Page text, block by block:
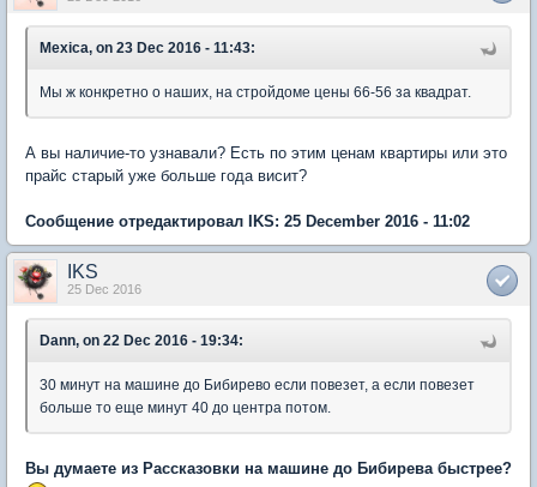
Mexica, on 23 Dec 2016 - 11:43:
Мы ж конкретно о наших, на стройдоме цены 66-56 за квадрат.
А вы наличие-то узнавали? Есть по этим ценам квартиры или это
прайс старый уже больше года висит?
Сообщение отредактировал IKS: 25 December 2016 - 11:02
IKS
25 Dec 2016
Dann, on 22 Dec 2016 - 19:34:
30 минут на машине до Бибирево если повезет, а если повезет
больше то еще минут 40 до центра потом.
Вы думаете из Рассказовки на машине до Бибирева быстрее?